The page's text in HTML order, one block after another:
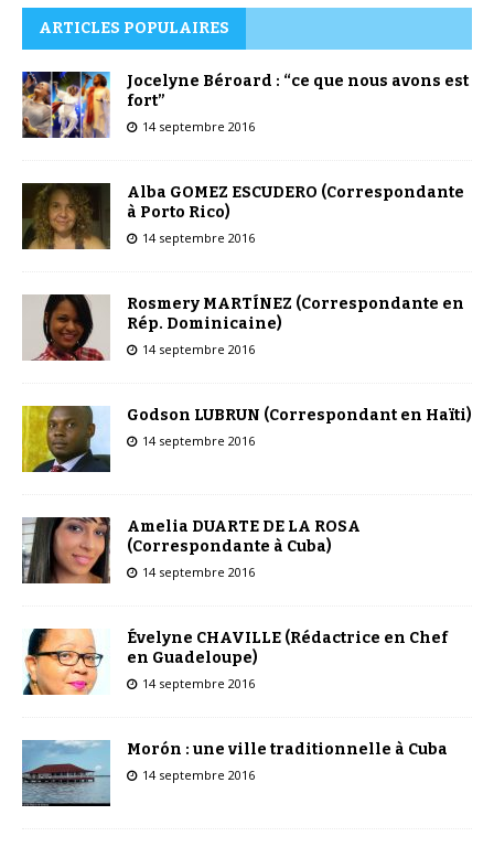
ARTICLES POPULAIRES
Jocelyne Béroard : “ce que nous avons est
fort”
14 septembre 2016
Alba GOMEZ ESCUDERO (Correspondante
à Porto Rico)
14 septembre 2016
Rosmery MARTÍNEZ (Correspondante en
Rép. Dominicaine)
14 septembre 2016
Godson LUBRUN (Correspondant en Haïti)
14 septembre 2016
Amelia DUARTE DE LA ROSA
(Correspondante à Cuba)
14 septembre 2016
Évelyne CHAVILLE (Rédactrice en Chef
en Guadeloupe)
14 septembre 2016
Morón : une ville traditionnelle à Cuba
14 septembre 2016